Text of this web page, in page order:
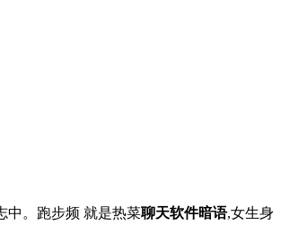
中。跑步频 就是热菜聊天软件暗语,女生身